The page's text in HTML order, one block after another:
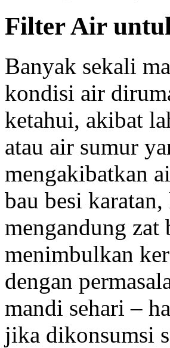
Filter Air
Banyak sekali
kondisi air
ketahui, akibat
atau air sumur
mengakibatkan
bau besi
mengandung zat
menimbulkan
dengan
mandi sehari –
jika dikonsumsi